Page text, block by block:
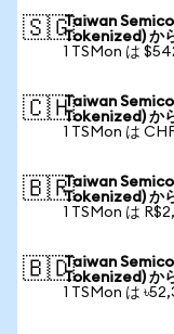
🇸🇬Taiwan
Tokenized) か
1 TSMon は
🇨🇭Taiwan
Tokenized) か
1 TSMon は
🇧🇷Taiwan
Tokenized) か
1 TSMon は
🇧🇩Taiwan
Tokenized) か
1 TSMon は